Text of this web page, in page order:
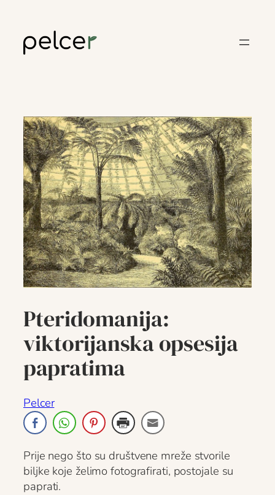
sadržaja
Pteridomanija:
viktorijanska opsesija
papratima
Pelcer
Prije nego što su društvene mreže stvorile
biljke koje želimo fotografirati, postojale su
paprati.